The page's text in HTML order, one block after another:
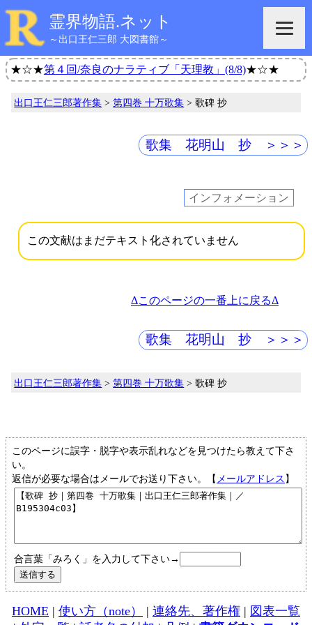
霊界物語.ネット
～出口王仁三郎 大図書館～
★☆★第４回/奈良のナラティブ「天理教」(8/8)★☆★
出口王仁三郎著作集 >第四巻 十万歌集 > 歌碑 抄
歌集 花明山 抄 ＞＞＞
インフォメーション
この文献はまだテキスト化されていません
Δこのページの一番上に戻るΔ
歌集 花明山 抄 ＞＞＞
出口王仁三郎著作集 >第四巻 十万歌集 > 歌碑 抄
このページに誤字・脱字や表示乱れなどを見つけたら教えて下さ
い。
返信が必要な場合はメールでお送り下さい。【 メールアドレス 】
合言葉「みろく」を入力して下さい→
HOME | 使い方（note） | 連絡先、著作権 | 図表一覧